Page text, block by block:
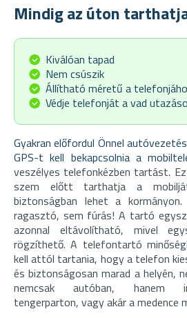
Mindig az úton
Kiválóan tapad
Nem csúszik
Állítható méretű a
Védje telefonját a vad
Gyakran előfordul Önnel
GPS-t kell bekapcsolnia a
veszélyes telefonkézben tartást.
szem előtt tarthatja a
biztonságban lehet a kormányon.
ragasztó, sem fúrás! A tartó
azonnal eltávolítható, mivel
rögzíthető. A telefontartó
kell attól tartania, hogy a telefon
és biztonságosan marad a helyén,
nemcsakautóban, hanem
tengerparton, vagy akár a medence